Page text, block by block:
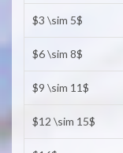
$3 \sim 5$
$6 \sim 8$
$9 \sim 11$
$12 \sim 15$